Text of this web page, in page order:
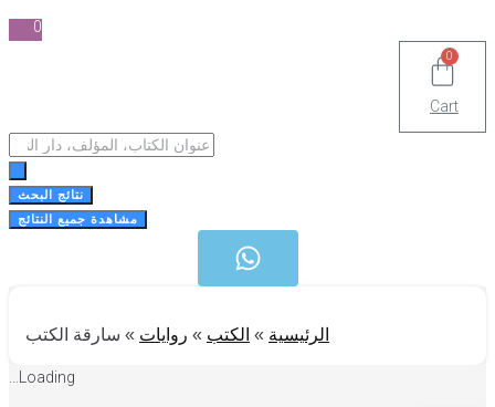
Cart
Search
نتائج البحث
مشاهدة جميع النتائج
الرئيسية»الكتب»روايات »سارقة الكتب
Loading...